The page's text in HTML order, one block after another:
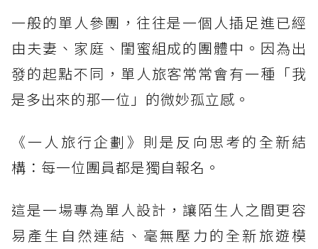
一般的單人參團，往往是一個人插足進已經
由夫妻、家庭、閨蜜組成的團體中。因為出
發的起點不同，單人旅客常常會有一種「我
是多出來的那一位」的微妙孤立感。
《一人旅行企劃》則是反向思考的全新結
構：每一位團員都是獨自報名。
這是一場專為單人設計，讓陌生人之間更容
易產生自然連結、毫無壓力的全新旅遊模